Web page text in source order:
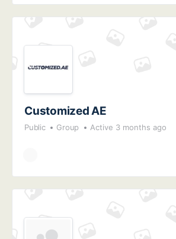
Customized AE
Public Group Active 3 months ago